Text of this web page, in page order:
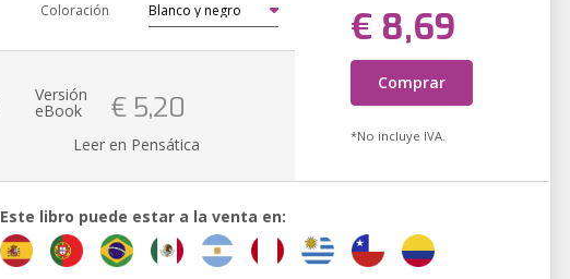
Coloración € 8,69
Comprar
*No incluye IVA.
Versión
eBook € 5,20
Leer en Pensática
Este libro puede estar a la venta en: